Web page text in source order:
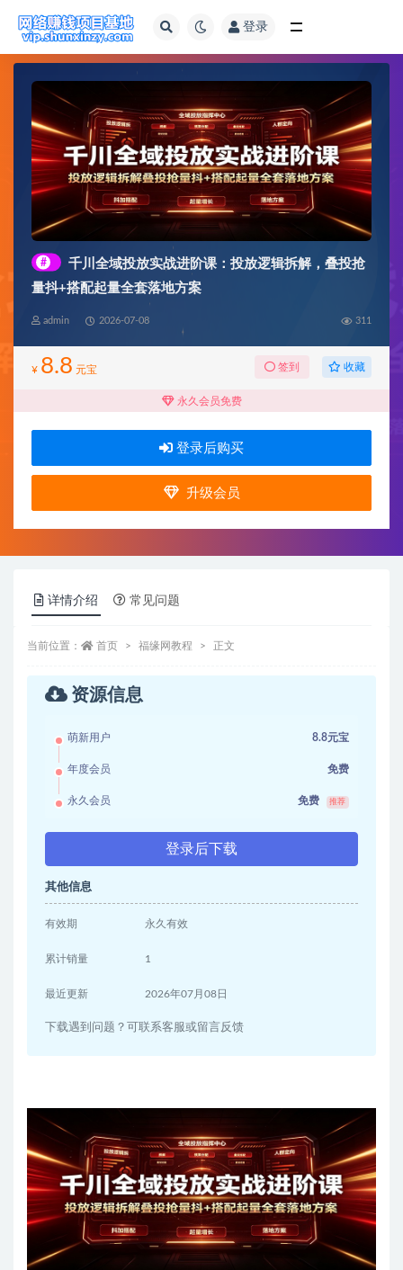
登录
#
千川全域投放实战进阶课：投放逻辑拆解，叠投抢
量抖+搭配起量全套落地方案
admin 2026-07-08 311
¥ 8.8 元宝 签到 收藏
永久会员免费
登录后购买
升级会员
详情介绍 常见问题
当前位置： 首页 福缘网教程 正文
资源信息
萌新用户 8.8元宝
年度会员 免费
永久会员 免费 推荐
登录后下载
其他信息
有效期 永久有效
累计销量 1
最近更新 2026年07月08日
下载遇到问题？可联系客服或留言反馈